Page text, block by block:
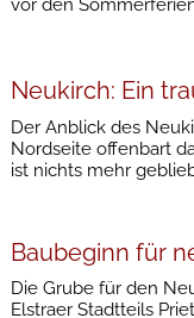
vor den
Neukirch: Ein
Der Anblick des
Nordseite offenbart
ist nichts mehr
Baubeginn für
Die Grube für den
Elstraer Stadtteils